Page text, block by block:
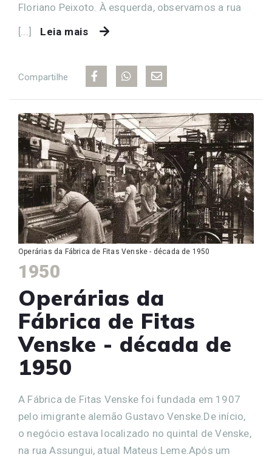
Floriano Peixoto. À esquerda, observamos a rua
[...]
Leia mais
Compartilhe
Operárias da Fábrica de Fitas Venske - década de 1950
1950
Operárias da
Fábrica de Fitas
Venske - década de
1950
A Fábrica de Fitas Venske foi fundada em 1907
pelo imigrante alemão Gustavo Venske.De início,
o negócio estava localizado no quintal de Venske,
na rua Assungui, atual Mateus Leme.Após um